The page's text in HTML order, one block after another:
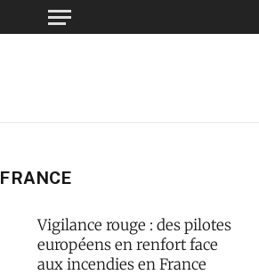
FRANCE
Vigilance rouge : des pilotes
européens en renfort face
aux incendies en France